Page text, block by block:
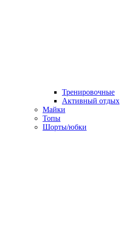
Тренировочные
Активный отдых
Майки
Топы
Шорты/юбки